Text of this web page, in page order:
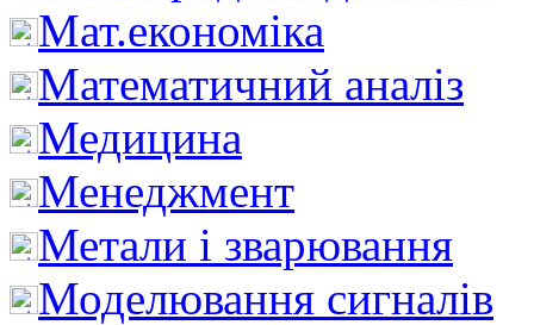
Мат.економіка
Математичний аналіз
Медицина
Менеджмент
Метали і зварювання
Моделювання сигналів